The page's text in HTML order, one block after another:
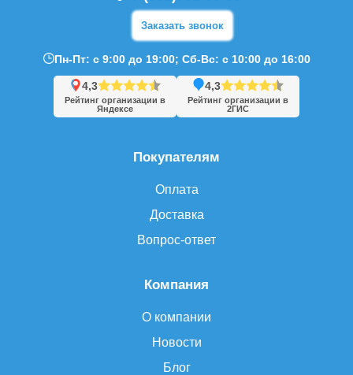
Компания
О компании
Новости
Блог
Покупателям
Оплата
Доставка
Вопрос-ответ
Заказать звонок
Пн-Пт: с 9:00 до 19:00; Сб-Вс: с 10:00 до 16:00
4,3
Рейтинг организации в
Яндексе
4,3
Рейтинг организации в
2ГИС